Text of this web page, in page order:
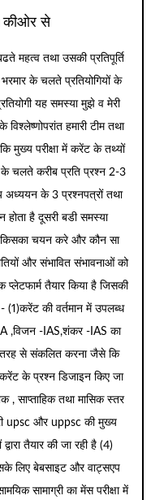
कीओर से
महत्व तथा उसकी प्रतिपूर्ति
के चलते प्रतियोगियों के
यह समस्या मुझे व मेरी
हमारी टीम तथा
कि मुख्य परीक्षा में करेंट के तथ्यों
के चलते करीब प्रति प्रश्न 2-3
अध्ययन के 3 प्रश्नपत्रों तथा
है दूसरी बडी समस्या
किसका चयन करे और कौन सा
और संभावित संभावनाओं को
तैयार किया है जिसकी
की वर्तमान में उपलब्ध
,विजन -IAS,शंकर -IAS का
तरह से संकलित करना जैसे कि
के प्रश्न डिजाइन किए जा
, साप्ताहिक तथा मासिक स्तर
upsc और uppsc की मुख्य
तैयार की जा रही है (4)
लिए बेबसाइट और वाट्सएप
सामाग्री का मेंस परीक्षा में